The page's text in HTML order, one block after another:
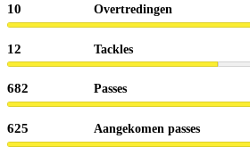
10 Overtredingen
12 Tackles
682 Passes
625 Aangekomen passes